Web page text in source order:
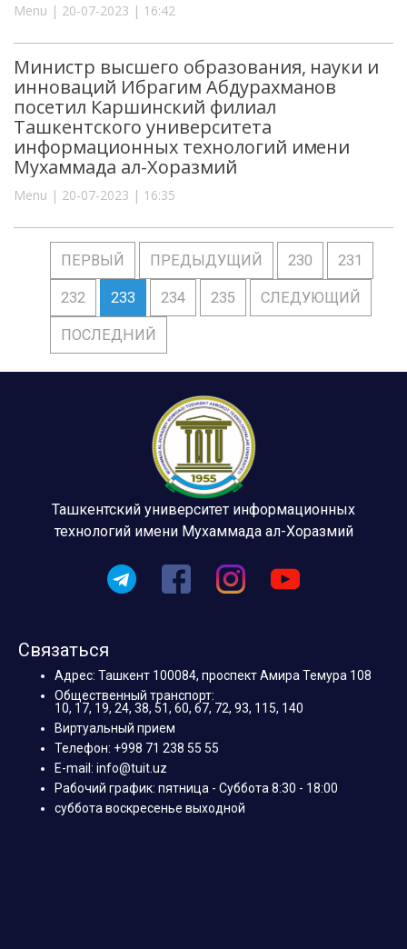
Menu | 20-07-2023 | 16:42
Министр высшего образования, науки и
инноваций Ибрагим Абдурахманов
посетил Каршинский филиал
Ташкентского университета
информационных технологий имени
Мухаммада ал-Хоразмий
Menu | 20-07-2023 | 16:35
ПЕРВЫЙ ПРЕДЫДУЩИЙ 230 231
232 233 234 235 СЛЕДУЮЩИЙ
ПОСЛЕДНИЙ
Ташкентский университет информационных
технологий имени Мухаммада ал-Хоразмий
Связаться
Адрес: Ташкент 100084, проспект Амира Темура 108
Общественный транспорт:
10, 17, 19, 24, 38, 51, 60, 67, 72, 93, 115, 140
Виртуальный прием
Телефон: +998 71 238 55 55
E-mail: info@tuit.uz
Рабочий график: пятница - Суббота 8:30 - 18:00
суббота воскресенье выходной